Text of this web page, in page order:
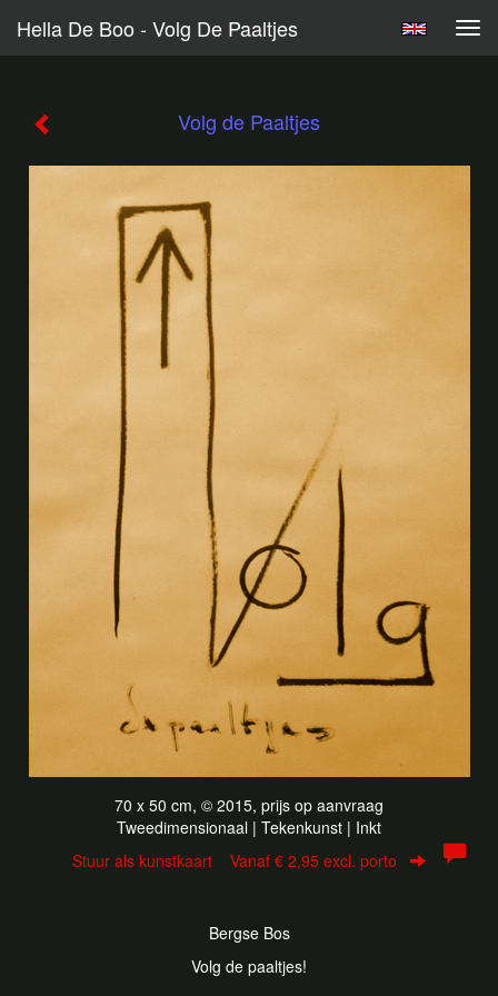
Hella De Boo - Volg De Paaltjes
Volg de Paaltjes
70 x 50 cm, © 2015, prijs op aanvraag
Tweedimensionaal | Tekenkunst | Inkt
Stuur als kunstkaart Vanaf € 2,95 excl. porto
Bergse Bos
Volg de paaltjes!